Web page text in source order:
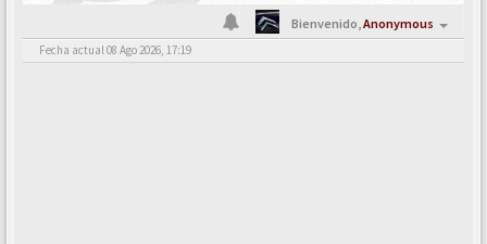
Bienvenido,Anonymous
Fecha actual 08 Ago 2026, 17:19